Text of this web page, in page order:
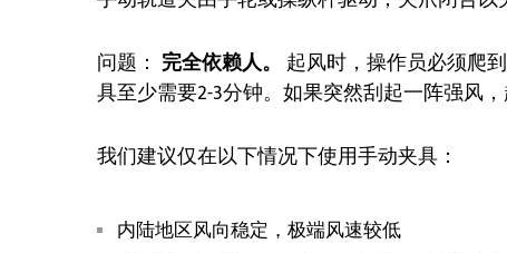
问题： 完全依赖人。 起风时，操作员必须爬
具至少需要2-3分钟。如果突然刮起一阵强风
我们建议仅在以下情况下使用手动夹具：
内陆地区风向稳定，极端风速较低